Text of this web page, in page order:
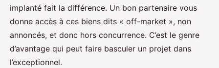
implanté fait la différence. Un bon partenaire vous
donne accès à ces biens dits « off-market », non
annoncés, et donc hors concurrence. C’est le genre
d’avantage qui peut faire basculer un projet dans
l’exceptionnel.